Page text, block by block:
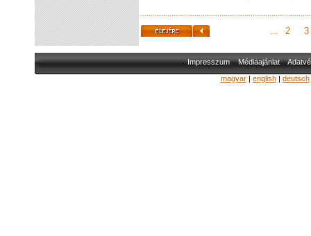
... 2 3
Impresszum Médiaajánlat
magyar| english| deutsch